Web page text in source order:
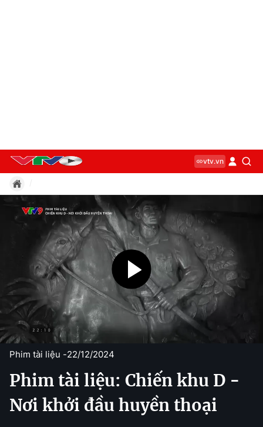
vtv.vn
Phim tài liệu -22/12/2024
Phim tài liệu: Chiến khu D -
Nơi khởi đầu huyền thoại